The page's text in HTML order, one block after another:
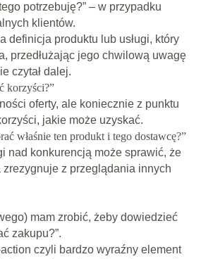
potrzebuję?” – w przypadku
klientów.
definicja produktu lub usługi, który
przedłużając jego chwilową uwagę
czytał dalej.
korzyści?”
oferty, ale koniecznie z punktu
jakie może uzyskać.
właśnie ten produkt i tego dostawcę?”
nad konkurencją może sprawić, że
z przeglądania innych
mam zrobić, żeby dowiedzieć
zakupu?”.
czyli bardzo wyraźny element